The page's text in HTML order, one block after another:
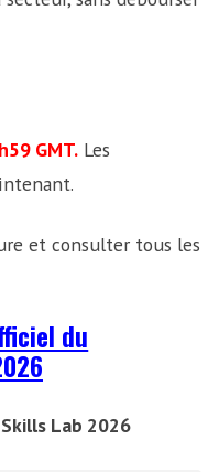
GMT. Les
et consulter tous les
du
Lab 2026